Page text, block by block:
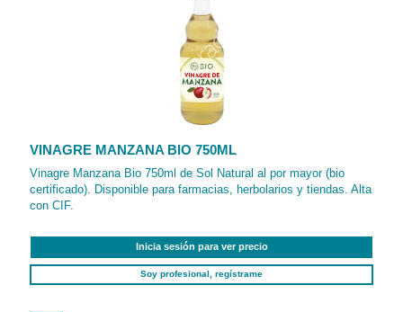
VINAGRE MANZANA BIO 750ML
Vinagre Manzana Bio 750ml de Sol Natural al por mayor (bio
certificado). Disponible para farmacias, herbolarios y tiendas. Alta
con CIF.
Inicia sesión para ver precio
Soy profesional, regístrame